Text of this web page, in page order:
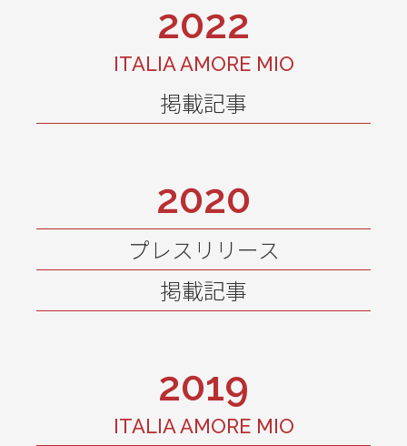
2022
ITALIA AMORE MIO
掲載記事
2020
プレスリリース
掲載記事
2019
ITALIA AMORE MIO